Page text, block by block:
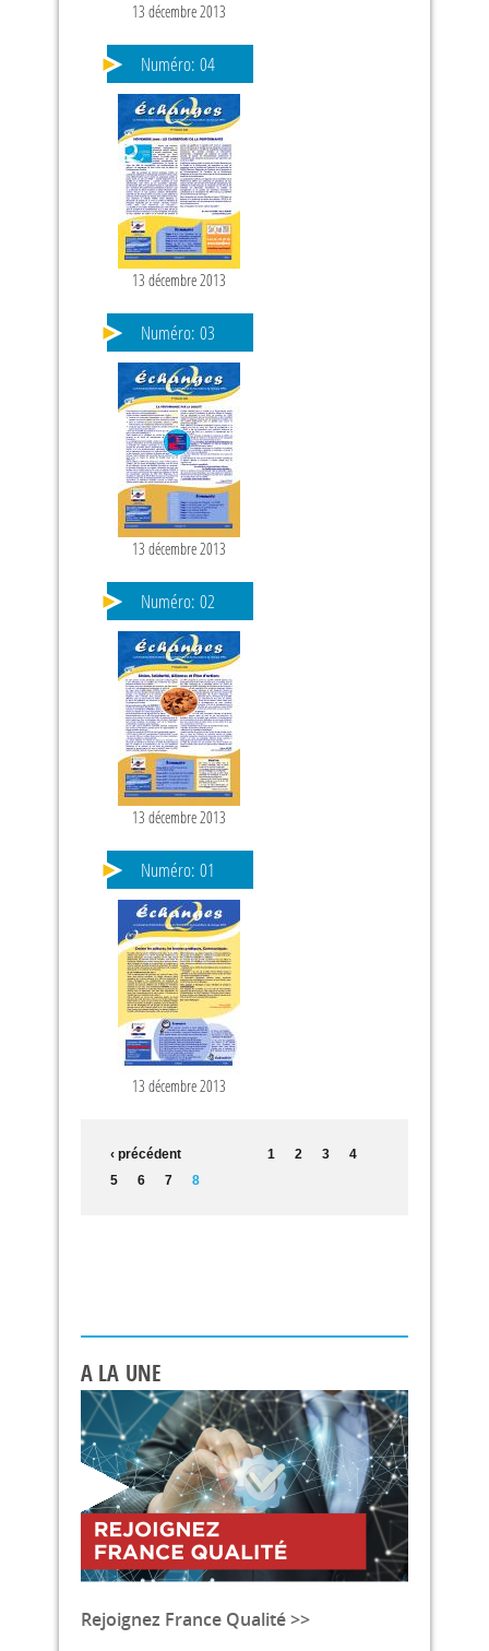
13 décembre 2013
Numéro: 04
13 décembre 2013
Numéro: 03
13 décembre 2013
Numéro: 02
13 décembre 2013
Numéro: 01
13 décembre 2013
PAGES
‹ précédent 1 2 3
4
5
6 7 8
A LA UNE
Rejoignez France Qualité >>